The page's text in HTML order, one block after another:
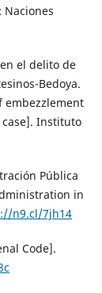
Naciones
el delito de
Bedoya.
Instituto
Pública
in
n9.cl/7jh14
Code].